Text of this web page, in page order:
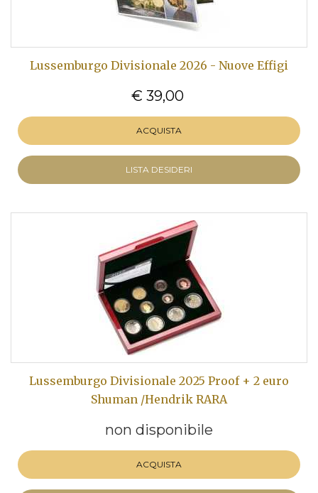
Lussemburgo Divisionale 2026 - Nuove Effigi
€ 39,00
ACQUISTA
LISTA DESIDERI
Lussemburgo Divisionale 2025 Proof + 2 euro
Shuman /Hendrik RARA
non disponibile
ACQUISTA